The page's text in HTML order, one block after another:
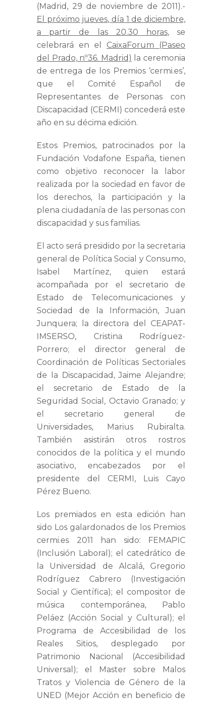
(Madrid, 29 de noviembre de 2011).-
El próximo jueves, día 1 de diciembre,
a partir de las 20.30 horas, se
celebrará en el
CaixaForum (Paseo
del Prado, nº36. Madrid) la ceremonia
de entrega de los Premios ‘cermi.es’,
que el Comité Español de
Representantes de Personas con
Discapacidad (CERMI ) concederá este
año en su décima edición.
Estos Premios, patrocinados por la
Fundación Vodafone España, tienen
como objetivo reconocer la labor
realizada por la sociedad en favor de
los derechos, la participación y la
plena ciudadanía de las personas con
discapacidad y sus familias.
El acto será presidido por la secretaria
general de Política Social y Consumo,
Isabel Martínez, quien estará
acompañada por el secretario de
Estado de Telecomunicaciones y
Sociedad de la Información,Juan
Junquera; la directora del CEAPAT-
IMSERSO, Cristina Rodríguez-
Porrero; el director general de
Coordinación de Políticas Sectoriales
de la Discapacidad,Jaime Alejandre;
el secretario de Estado de la
Seguridad Social, Octavio Granado; y
el secretario general de
Universidades, Marius Rubiralta.
También asistirán otros rostros
conocidos de la política y el mundo
asociativo, encabezados por el
presidente del CERMI,
Luis Cayo
Pérez Bueno.
Los premiados en esta edición han
sido Los galardonados de los Premios
cermi.es 2011 han sido:
FEMAPIC
(Inclusión Laboral); el catedrático de
la Universidad de Alcalá, Gregorio
Rodríguez Cabrero (Investigación
Social y Científica); el compositor de
música contemporánea,
Pablo
Peláez (Acción Social y Cultural); el
Programa de Accesibilidad de los
Reales Sitios, desplegado por
Patrimonio Nacional (Accesibilidad
Universal); el
Master sobre Malos
Tratos y Violencia de Género de la
UNED (Mejor Acción en beneficio de